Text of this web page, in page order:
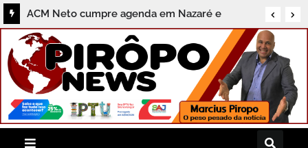
ACM Neto cumpre agenda em Nazaré e
destaca compromissos com a região do
Recôncavo durante coletiva ao Pirôpo News